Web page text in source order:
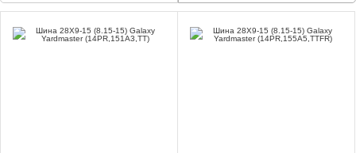
Доставка